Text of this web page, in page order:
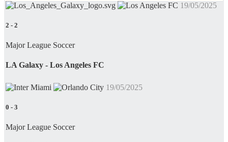
19/05/2025
2 - 2
Major League Soccer
LA Galaxy - Los Angeles FC
19/05/2025
0 - 3
Major League Soccer